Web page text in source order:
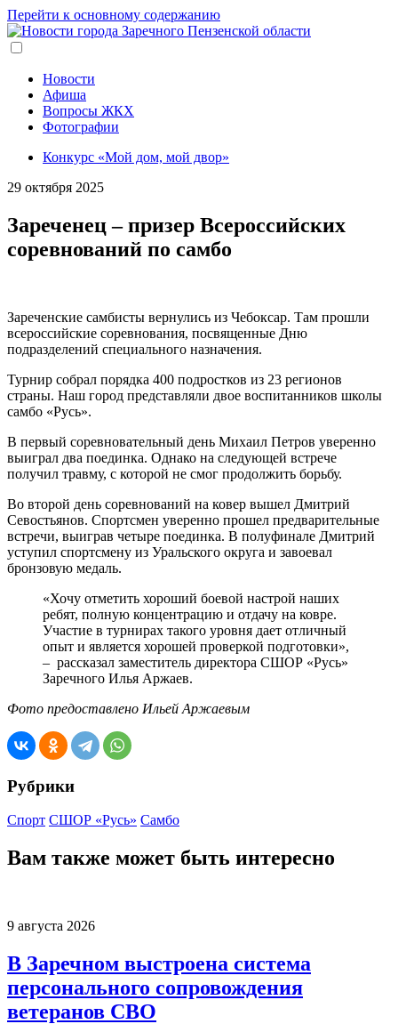
Перейти к основному содержанию
Новости
Афиша
Вопросы ЖКХ
Фотографии
Конкурс «Мой дом, мой двор»
29 октября 2025
Зареченец – призер Всероссийских
соревнований по самбо
Зареченские самбисты вернулись из Чебоксар. Там прошли
всероссийские соревнования, посвященные Дню
подразделений специального назначения.
Турнир собрал порядка 400 подростков из 23 регионов
страны. Наш город представляли двое воспитанников школы
самбо «Русь».
️В первый соревновательный день Михаил Петров уверенно
выиграл два поединка. Однако на следующей встрече
получил травму, с которой не смог продолжить борьбу.
Во второй день соревнований на ковер вышел Дмитрий
Севостьянов. Спортсмен уверенно прошел предварительные
встречи, выиграв четыре поединка. В полуфинале Дмитрий
уступил спортсмену из Уральского округа и завоевал
бронзовую медаль.
«Хочу отметить хороший боевой настрой наших
ребят, полную концентрацию и отдачу на ковре.
Участие в турнирах такого уровня дает отличный
опыт и является хорошей проверкой подготовки»,
– рассказал заместитель директора СШОР «Русь»
Заречного Илья Аржаев.
Фото предоставлено Ильей Аржаевым
Рубрики
Спорт СШОР «Русь» Самбо
Вам также может быть интересно
9 августа 2026
В Заречном выстроена система
персонального сопровождения
ветеранов СВО